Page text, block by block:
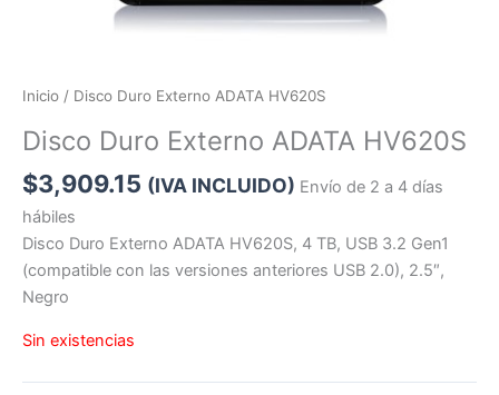
Inicio / Disco Duro Externo ADATA HV620S
Disco Duro Externo ADATA HV620S
$3,909.15 (IVA INCLUIDO) Envío de 2 a 4 días
hábiles
Disco Duro Externo ADATA HV620S, 4 TB, USB 3.2 Gen1
(compatible con las versiones anteriores USB 2.0), 2.5″,
Negro
Sin existencias